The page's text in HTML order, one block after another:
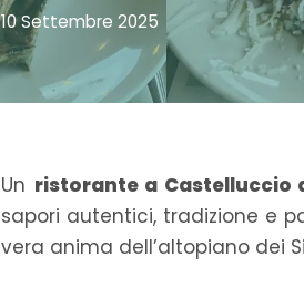
10 Settembre 2025
Un ristorante a Castelluccio
sapori autentici, tradizione e
vera anima dell’altopiano dei